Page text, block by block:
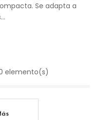
Se adapta a
elemento(s)